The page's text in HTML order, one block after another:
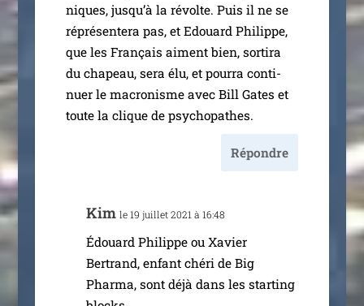
niques, jusqu’à la révolte. Puis il ne se
répré­sen­te­ra pas, et Edouard Philippe,
que les Français aiment bien, sor­ti­ra
du cha­peau, sera élu, et pour­ra conti­
nuer le macro­nisme avec Bill Gates et
toute la clique de psychopathes.
Répondre
Kim le 19 juillet 2021 à 16:48
Édouard Philippe ou Xavier
Bertrand, enfant ché­ri de Big
Pharma, sont déjà dans les star­ting